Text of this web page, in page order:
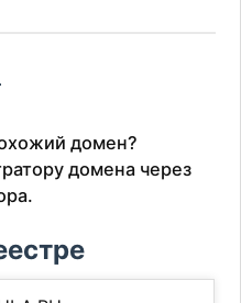
домен?
домена через